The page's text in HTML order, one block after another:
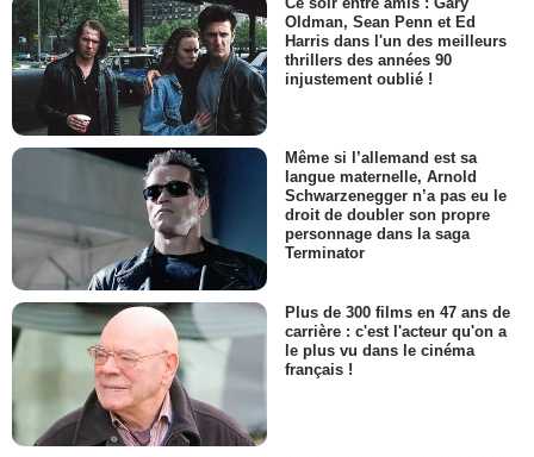
Oldman, Sean Penn et Ed
Harris dans l'un des meilleurs
thrillers des années 90
injustement oublié !
Même si l’allemand est sa
langue maternelle, Arnold
Schwarzenegger n’a pas eu le
droit de doubler son propre
personnage dans la saga
Terminator
Plus de 300 films en 47 ans de
carrière : c'est l'acteur qu'on a
le plus vu dans le cinéma
français !